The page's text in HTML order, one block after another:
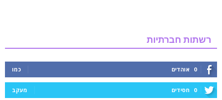
רשתות חברתיות
0 אוהדים כמו
0 חסידים מעקב